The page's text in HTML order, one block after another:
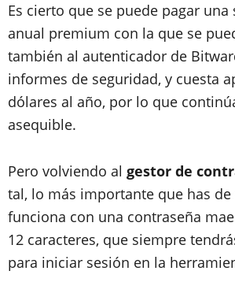
Es cierto que se puede pagar
anual premium con la que se
también al autenticador de
informes de seguridad, y cuesta
dólares al año, por lo que
asequible.
Pero volviendo al gestor de
tal, lo más importante que has de
funciona con una contraseña
12 caracteres, que siempre
para iniciar sesión en la